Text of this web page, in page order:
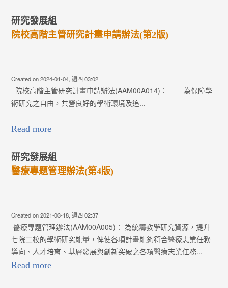
研究發展組
院校高階主管研究計畫申請辦法(第2版)
Created on 2024-01-04, 週四 03:02
院校高階主管研究計畫申請辦法(AAM00A014)： 為保障學
術研究之自由，共營良好的學術環境及追...
Read more
研究發展組
醫療專題管理辦法(第4版)
Created on 2021-03-18, 週四 02:37
醫療專題管理辦法(AAM00A005)： 為統籌教學研究資源，提升
七院二校的學術研究能量，俾使各項計畫能夠符合醫療志業任務
導向、人才培育、基層發展與創新突破之各項醫療志業任務...
Read more